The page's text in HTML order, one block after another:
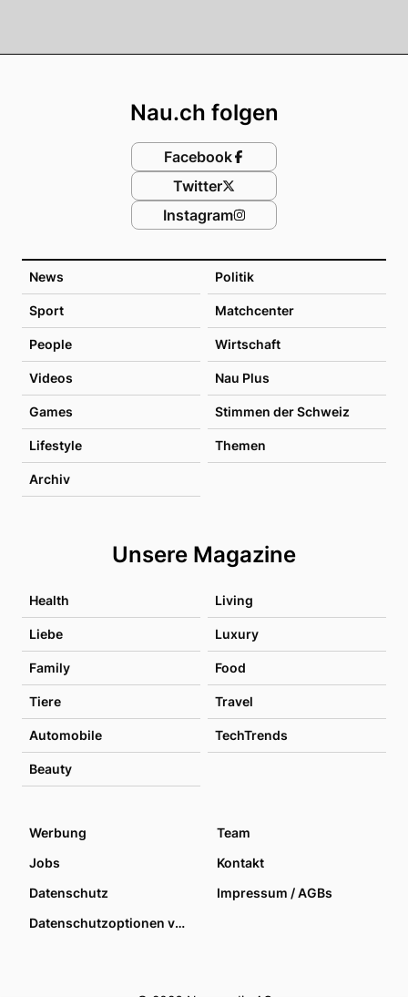
News Politik
Sport Matchcenter
People Wirtschaft
Videos Nau Plus
Games Stimmen der Schweiz
Lifestyle Themen
Archiv
Unsere Magazine
Health Living
Liebe Luxury
Family Food
Tiere Travel
Automobile TechTrends
Beauty
Nau.ch folgen
Facebook
Twitter
Instagram
Werbung
Team
Jobs
Kontakt
Datenschutz
Impressum / AGBs
Datenschutzoptionen verwalten